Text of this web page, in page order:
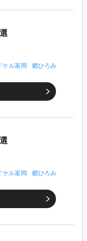
ケル富岡 郷ひろみ
ケル富岡 郷ひろみ